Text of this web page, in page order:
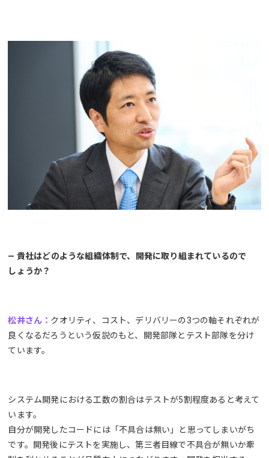
— 貴社はどのような組織体制で、開発に取り組まれているので
しょうか？
松井さん： クオリティ、コスト、デリバリーの3つの軸それぞれが
良くなるだろうという仮説のもと、開発部隊とテスト部隊を分け
ています。
システム開発における工数の割合はテストが5割程度あると考えて
います。
自分が開発したコードには「不具合は無い」と思ってしまいがち
です。開発後にテストを実施し、第三者目線で不具合が無いか牽